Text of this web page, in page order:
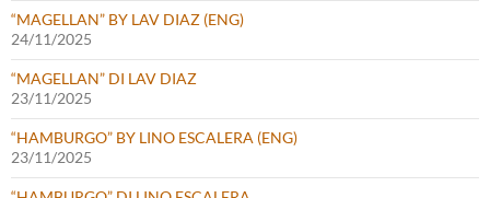
“MAGELLAN” BY LAV DIAZ (ENG)
24/11/2025
“MAGELLAN” DI LAV DIAZ
23/11/2025
“HAMBURGO” BY LINO ESCALERA (ENG)
23/11/2025